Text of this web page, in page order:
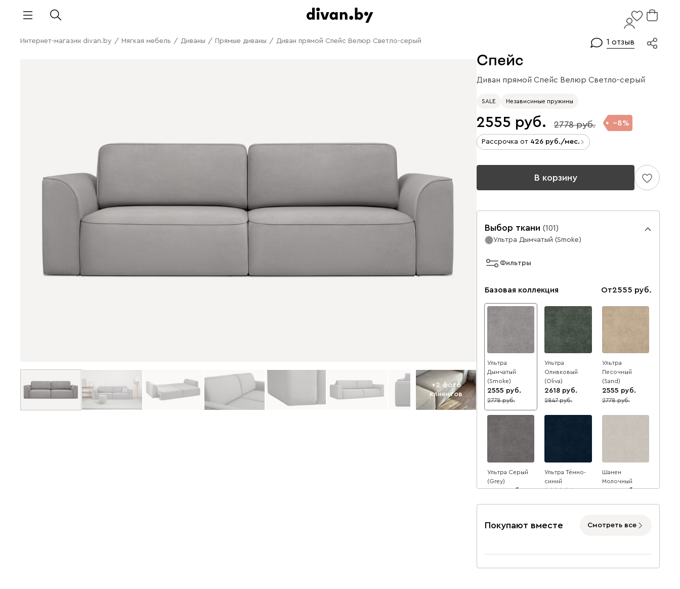
Интернет-магазин divan.by / Мягкая мебель / Диваны / Прямые диваны / Диван прямой Спейс Велюр Светло-серый
+2 фото
клиентов
1 отзыв
Спейс
Диван прямой Спейс Велюр Светло-серый
SALE Независимые пружины
2555 2778 8
Рассрочка от 426 /мес.
В корзину
Выбор ткани (101)
Ультра Дымчатый (Smoke)
Фильтры
Базовая коллекция От2555
Ультра
Дымчатый
(Smoke)
2555
8
2778
Ультра
Оливковый
(Oliva)
2618
8
2847
Ультра
Песочный
(Sand)
2555
8
2778
Ультра Серый
(Grey)
2555
Ультра Тёмно-
синий
(Midnight)
Шанен
Молочный
2581
Покупают вместе Смотреть все